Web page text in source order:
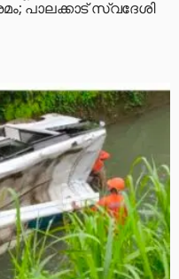
പാലക്കാട് സ്വദേശി